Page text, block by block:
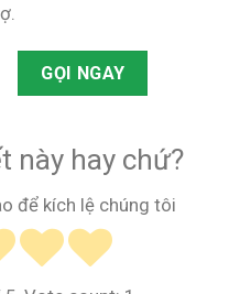
GỌI NGAY
này hay chứ?
để kích lệ chúng tôi